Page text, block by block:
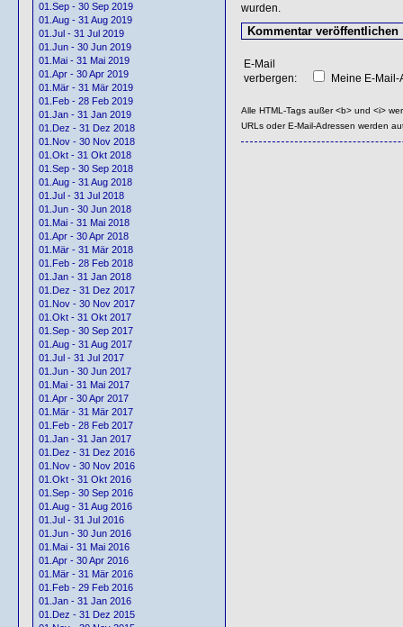
01.Sep - 30 Sep 2019
01.Aug - 31 Aug 2019
01.Jul - 31 Jul 2019
01.Jun - 30 Jun 2019
01.Mai - 31 Mai 2019
01.Apr - 30 Apr 2019
01.Mär - 31 Mär 2019
01.Feb - 28 Feb 2019
01.Jan - 31 Jan 2019
01.Dez - 31 Dez 2018
01.Nov - 30 Nov 2018
01.Okt - 31 Okt 2018
01.Sep - 30 Sep 2018
01.Aug - 31 Aug 2018
01.Jul - 31 Jul 2018
01.Jun - 30 Jun 2018
01.Mai - 31 Mai 2018
01.Apr - 30 Apr 2018
01.Mär - 31 Mär 2018
01.Feb - 28 Feb 2018
01.Jan - 31 Jan 2018
01.Dez - 31 Dez 2017
01.Nov - 30 Nov 2017
01.Okt - 31 Okt 2017
01.Sep - 30 Sep 2017
01.Aug - 31 Aug 2017
01.Jul - 31 Jul 2017
01.Jun - 30 Jun 2017
01.Mai - 31 Mai 2017
01.Apr - 30 Apr 2017
01.Mär - 31 Mär 2017
01.Feb - 28 Feb 2017
01.Jan - 31 Jan 2017
01.Dez - 31 Dez 2016
01.Nov - 30 Nov 2016
01.Okt - 31 Okt 2016
01.Sep - 30 Sep 2016
01.Aug - 31 Aug 2016
01.Jul - 31 Jul 2016
01.Jun - 30 Jun 2016
01.Mai - 31 Mai 2016
01.Apr - 30 Apr 2016
01.Mär - 31 Mär 2016
01.Feb - 29 Feb 2016
01.Jan - 31 Jan 2016
01.Dez - 31 Dez 2015
wurden.
E-Mail
verbergen:
Meine E-
Alle HTML-Tags außer <b> und <i>
URLs oder E-Mail-Adressen werden